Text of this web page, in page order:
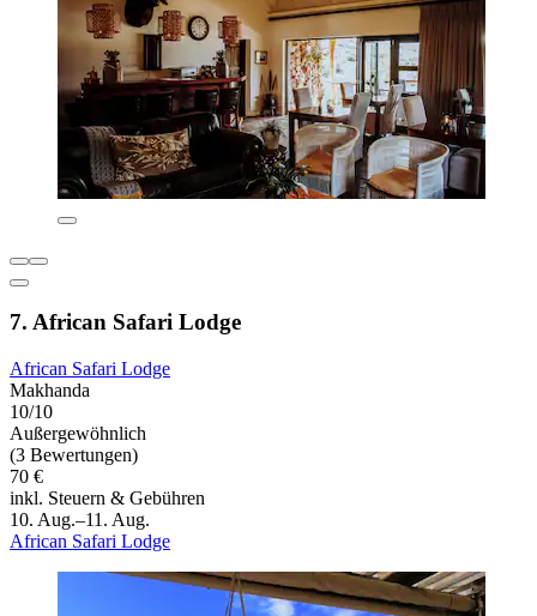
7. African Safari Lodge
African Safari Lodge
Makhanda
10/10
Außergewöhnlich
(3 Bewertungen)
70 €
inkl. Steuern & Gebühren
10. Aug.–11. Aug.
African Safari Lodge